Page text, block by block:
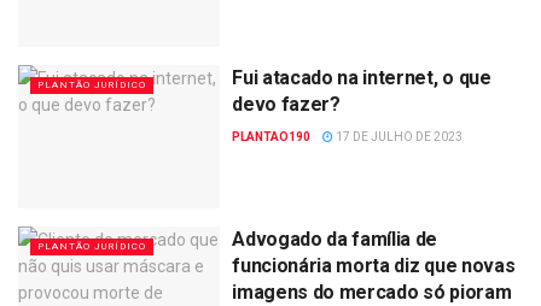
PLANTÃO JURÍDICO
Fui atacado na internet, o que
devo fazer?
PLANTAO190 17 DE JULHO DE 2023
PLANTÃO JURÍDICO
Advogado da família de
funcionária morta diz que novas
imagens do mercado só pioram